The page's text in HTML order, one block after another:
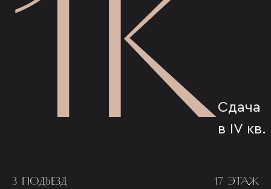
Сдача
в IV кв.
3 ПОДЪЕЗД 17 ЭТАЖ